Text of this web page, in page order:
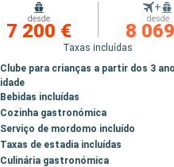
desde
7 200 €
+
desde
8
Taxas incluídas
Clube para crianças a partir dos 3
idade
Bebidas incluídas
Cozinha gastronómica
Serviço de mordomo incluído
Taxas de estadia incluídas
Culinária gastronómica